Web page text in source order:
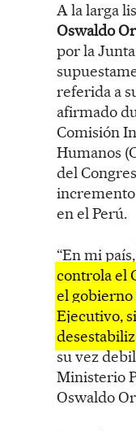
A la larga
Oswaldo
por la
referida a
afirmado
Comisión
Humanos
del
en el Perú.
“En mi país,
controla el
el
Ejecutivo,
su vez
Ministerio
Oswaldo